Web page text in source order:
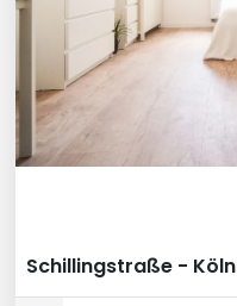
Schillingstraße - Köln